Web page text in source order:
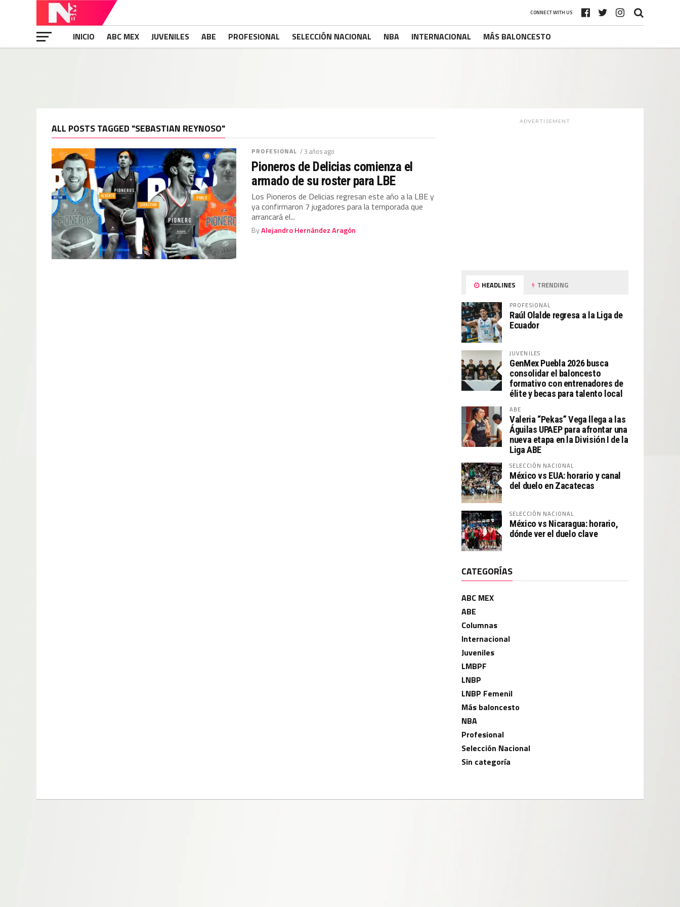
CONNECT WITH US
INICIO ABC MEX JUVENILES ABE PROFESIONAL SELECCIÓN NACIONAL NBA INTERNACIONAL MÁS BALONCESTO
ALL POSTS TAGGED "SEBASTIAN REYNOSO"
PROFESIONAL / 3 años ago
Pioneros de Delicias comienza el
armado de su roster para LBE
Los Pioneros de Delicias regresan este año a la LBE y
ya confirmaron 7 jugadores para la temporada que
arrancará el...
ByAlejandro Hernández Aragón
ADVERTISEMENT
HEADLINES TRENDING
PROFESIONAL
Raúl Olalde regresa a la Liga de
Ecuador
JUVENILES
GenMex Puebla 2026 busca
consolidar el baloncesto
formativo con entrenadores de
élite y becas para talento local
ABE
Valeria “Pekas” Vega llega a las
Águilas UPAEP para afrontar una
nueva etapa en la División I de la
Liga ABE
SELECCIÓN NACIONAL
México vs EUA: horario y canal
del duelo en Zacatecas
SELECCIÓN NACIONAL
México vs Nicaragua: horario,
dónde ver el duelo clave
CATEGORÍAS
ABC MEX
ABE
Columnas
Internacional
Juveniles
LMBPF
LNBP
LNBP Femenil
Más baloncesto
NBA
Profesional
Selección Nacional
Sin categoría